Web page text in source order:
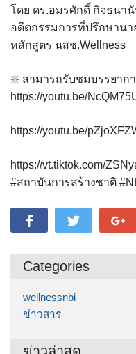
โดย ดร.อมรศักดิ์ กิจธนา
อดีตกรรมการที่ปรึกษาน
หลักสูตร นสช.Wellness
❇️ สามารถรับชมบรรยาก
https://youtu.be/
https://youtu.be/
https://vt.tiktok.com/
#สถาบันการสร้างชาติ
Categories
wellnessnbi
ข่าวสาร